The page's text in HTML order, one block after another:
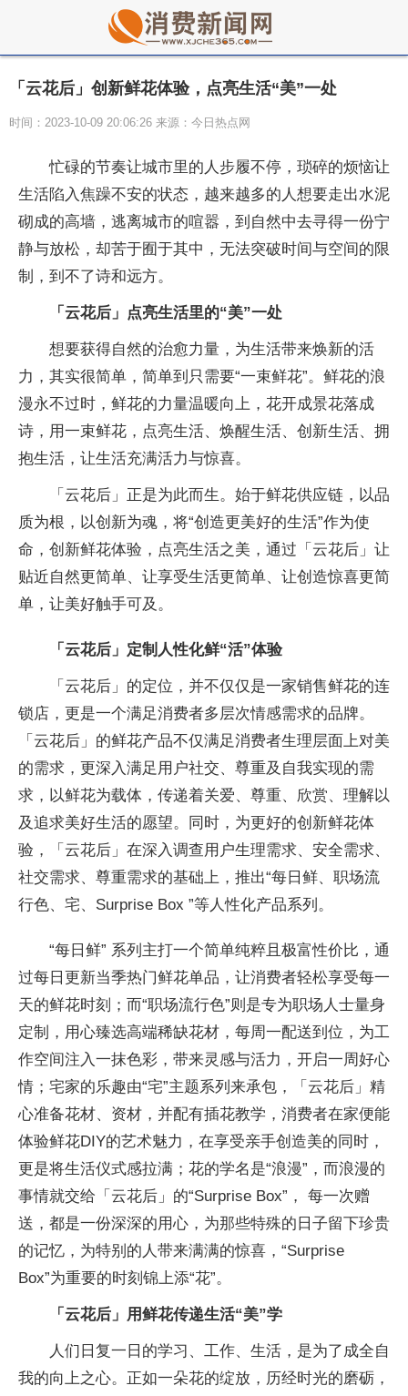
「云花后」创新鲜花体验，点亮生活“美”一处
时间：2023-10-09 20:06:26 来源：今日热点网
忙碌的节奏让城市里的人步履不停，琐碎的烦恼让
生活陷入焦躁不安的状态，越来越多的人想要走出水泥
砌成的高墙，逃离城市的喧嚣，到自然中去寻得一份宁
静与放松，却苦于囿于其中，无法突破时间与空间的限
制，到不了诗和远方。
「云花后」 点亮生活里的“美”一处
想要获得自然的治愈力量，为生活带来焕新的活
力，其实很简单，简单到只需要“一束鲜花”。鲜花的浪
漫永不过时，鲜花的力量温暖向上，花开成景花落成
诗，用一束鲜花，点亮生活、焕醒生活、创新生活、拥
抱生活，让生活充满活力与惊喜。
「云花后」正是为此而生。始于鲜花供应链，以品
质为根，以创新为魂，将“创造更美好的生活”作为使
命，创新鲜花体验，点亮生活之美，通过「云花后」让
贴近自然更简单、让享受生活更简单、让创造惊喜更简
单，让美好触手可及。
「云花后」 定制人性化鲜“活”体验
「云花后」的定位，并不仅仅是一家销售鲜花的连
锁店，更是一个满足消费者多层次情感需求的品牌。
「云花后」的鲜花产品不仅满足消费者生理层面上对美
的需求，更深入满足用户社交、尊重及自我实现的需
求，以鲜花为载体，传递着关爱、尊重、欣赏、理解以
及追求美好生活的愿望。同时，为更好的创新鲜花体
验，「云花后」在深入调查用户生理需求、安全需求、
社交需求、尊重需求的基础上，推出“每日鲜、职场流
行色、宅、Surprise Box ”等人性化产品系列。
“每日鲜” 系列主打一个简单纯粹且极富性价比，通
过每日更新当季热门鲜花单品，让消费者轻松享受每一
天的鲜花时刻；而“职场流行色”则是专为职场人士量身
定制，用心臻选高端稀缺花材，每周一配送到位，为工
作空间注入一抹色彩，带来灵感与活力，开启一周好心
情；宅家的乐趣由“宅”主题系列来承包，「云花后」精
心准备花材、资材，并配有插花教学，消费者在家便能
体验鲜花DIY的艺术魅力，在享受亲手创造美的同时，
更是将生活仪式感拉满；花的学名是“浪漫”，而浪漫的
事情就交给「云花后」的“Surprise Box”， 每一次赠
送，都是一份深深的用心，为那些特殊的日子留下珍贵
的记忆，为特别的人带来满满的惊喜，“Surprise
Box”为重要的时刻锦上添“花”。
「云花后」 用鲜花传递生活“美”学
人们日复一日的学习、工作、生活，是为了成全自
我的向上之心。正如一朵花的绽放，历经时光的磨砺，